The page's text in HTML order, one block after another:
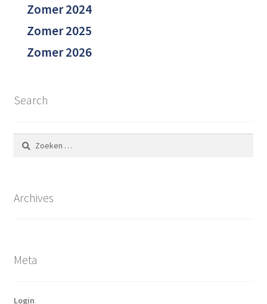
Zomer 2024
Zomer 2025
Zomer 2026
Search
Zoeken
naar:
Archives
Meta
Login